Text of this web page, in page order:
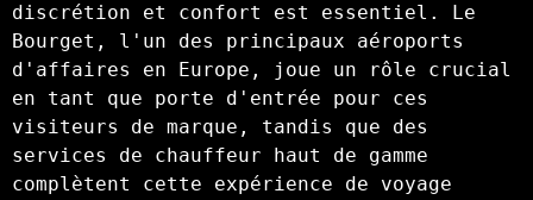
discrétion et confort est essentiel. Le
Bourget, l'un des principaux aéroports
d'affaires en Europe, joue un rôle crucial
en tant que porte d'entrée pour ces
visiteurs de marque, tandis que des
services de chauffeur haut de gamme
complètent cette expérience de voyage